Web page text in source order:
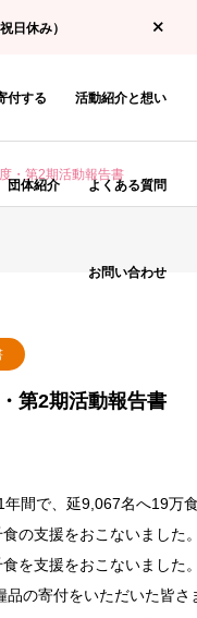
日休み）
付する 活動紹介と想い
団体紹介 よくある質問
お問い合わせ
・第2期活動報告書
第2期活動報告書
年間で、延9,067名へ19万
の支援をおこないました
を支援をおこないました
品の寄付をいただいた皆